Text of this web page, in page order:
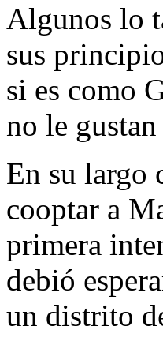
Algunos lo
sus
si es como
no le
En su largo
cooptar a
primera
debió
un distrito